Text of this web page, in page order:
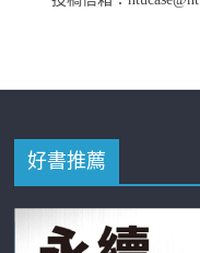
好書推薦